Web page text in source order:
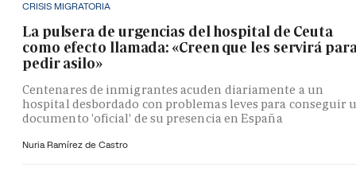
CRISIS MIGRATORIA
La pulsera de urgencias del hospital de Ceuta
como efecto llamada: «Creen que les servirá
pedir asilo»
Centenares de inmigrantes acuden diariamente a un
hospital desbordado con problemas leves para conseguir
documento 'oficial' de su presencia en España
Nuria Ramírez de Castro